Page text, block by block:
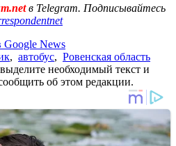
в Telegram. Подписывайтесь
Google News
, автобус, Ровенская область
необходимый текст и
об этом редакции.